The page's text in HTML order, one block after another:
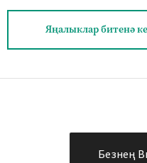
Яңалыклар битенә
Безнең